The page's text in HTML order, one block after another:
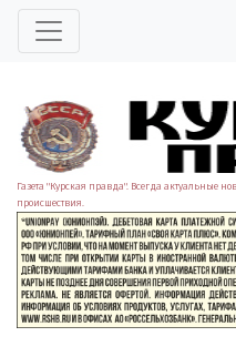
Газета "Курская правда". Всегда актуальные
происшествия.